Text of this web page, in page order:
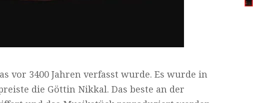
vor 3400 Jahren verfasst wurde. Es wurde in
die Göttin Nikkal. Das beste an der